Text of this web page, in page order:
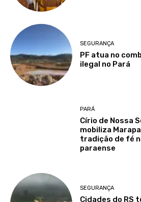
SEGURANÇA
PF atua no
ilegal no Pará
PARÁ
Círio de Nossa
mobiliza
tradição de fé
paraense
SEGURANÇA
Cidades do RS